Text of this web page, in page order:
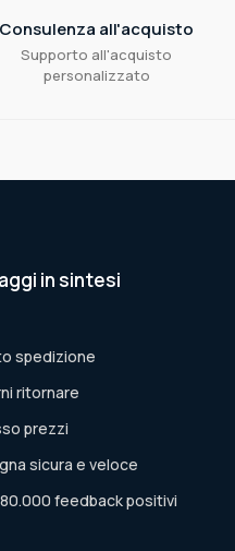
Consulenza all'acquisto
Supporto all'acquisto
personalizzato
in sintesi
spedizione
ritornare
prezzi
sicura e veloce
feedback positivi